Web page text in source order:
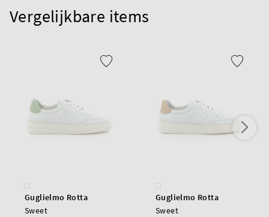
Vergelijkbare items
Guglielmo Rotta
Sweet
Guglielmo Rotta
Sweet